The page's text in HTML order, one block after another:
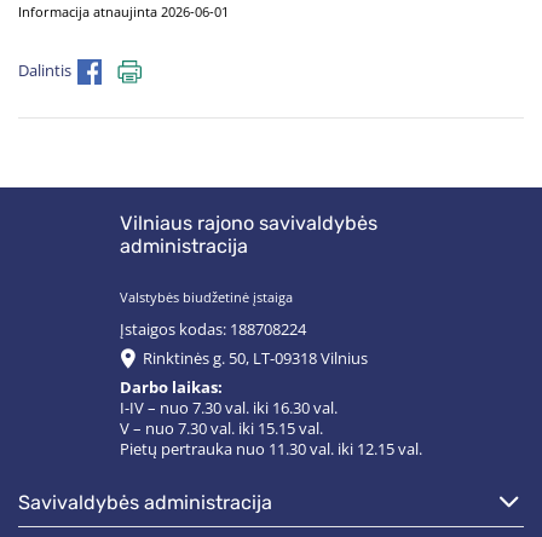
Informacija atnaujinta 2026-06-01
Dalintis
Vilniaus rajono savivaldybės
administracija
Valstybės biudžetinė įstaiga
Įstaigos kodas: 188708224
Rinktinės g. 50, LT-09318 Vilnius
Darbo laikas:
I-IV – nuo 7.30 val. iki 16.30 val.
V – nuo 7.30 val. iki 15.15 val.
Pietų pertrauka nuo 11.30 val. iki 12.15 val.
savivaldybės administracija